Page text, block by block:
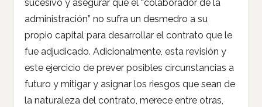
sucesivo y asegurar que el “colaborador de la
administración” no sufra un desmedro a su
propio capital para desarrollar el contrato que le
fue adjudicado. Adicionalmente, esta revisión y
este ejercicio de prever posibles circunstancias a
futuro y mitigar y asignar los riesgos que sean de
la naturaleza del contrato, merece entre otras,